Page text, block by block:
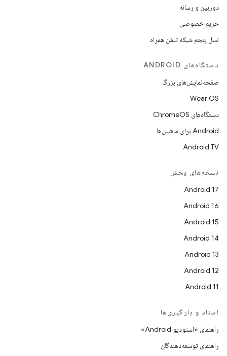
دوربین و رسانه
حریم خصوصی
نسل پنجم شبکه تلفن همراه
دستگاه‌های ANDROID
صفحه‌نمایش‌های بزرگ
Wear OS
دستگاه‌های ChromeOS
Android برای ماشین‌ها
Android TV
نسخه‌های پخش
Android 17
Android 16
Android 15
Android 14
Android 13
Android 12
Android 11
اسناد و بارگیری‌ها
راهنمای «استودیو Android»
راهنمای توسعه‌دهندگان